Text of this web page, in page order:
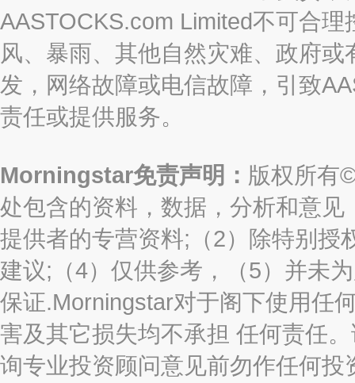
AASTOCKS.com Limited不可合
风、暴雨、其他自然灾难、政府
发，网络故障或电信故障，引致
责任或提供服务。
Morningstar免责声明： 版权所有
处包含的资料，数据，分析和意见
提供者的专营资料;（2）除特别授
建议;（4）仅供参考，（5）并未
保证.Morningstar对于阁下使用任
害及其它损失均不承担 任何责任
询专业投资顾问意见前勿作任何